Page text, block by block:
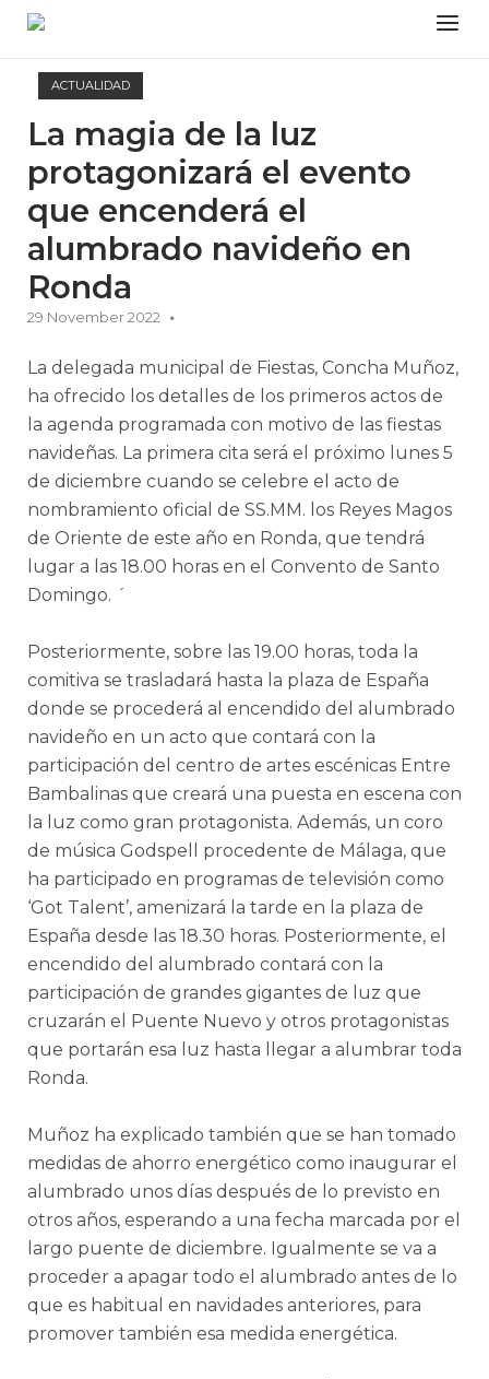
Skip
content
Menu
ACTUALIDAD
La magia de la luz
protagonizará el evento
que encenderá el
alumbrado navideño en
Ronda
29 November 2022
La delegada municipal de Fiestas, Concha Muñoz,
ha ofrecido los detalles de los primeros actos de
la agenda programada con motivo de las fiestas
navideñas. La primera cita será el próximo lunes 5
de diciembre cuando se celebre el acto de
nombramiento oficial de SS.MM. los Reyes Magos
de Oriente de este año en Ronda, que tendrá
lugar a las 18.00 horas en el Convento de Santo
Domingo. ´
Posteriormente, sobre las 19.00 horas, toda la
comitiva se trasladará hasta la plaza de España
donde se procederá al encendido del alumbrado
navideño en un acto que contará con la
participación del centro de artes escénicas Entre
Bambalinas que creará una puesta en escena con
la luz como gran protagonista. Además, un coro
de música Godspell procedente de Málaga, que
ha participado en programas de televisión como
‘Got Talent’, amenizará la tarde en la plaza de
España desde las 18.30 horas. Posteriormente, el
encendido del alumbrado contará con la
participación de grandes gigantes de luz que
cruzarán el Puente Nuevo y otros protagonistas
que portarán esa luz hasta llegar a alumbrar toda
Ronda.
Muñoz ha explicado también que se han tomado
medidas de ahorro energético como inaugurar el
alumbrado unos días después de lo previsto en
otros años, esperando a una fecha marcada por el
largo puente de diciembre. Igualmente se va a
proceder a apagar todo el alumbrado antes de lo
que es habitual en navidades anteriores, para
promover también esa medida energética.